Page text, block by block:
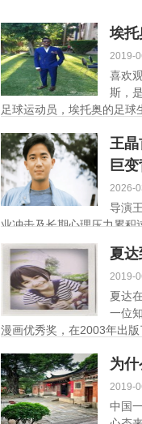
能卫本质？
犯规
埃托
2019-
喜欢
斯，
足球运动员，埃托奥的足球
王晶
巨
2026-
导演
业冲击及长期心理压力累积
夏
2019-
夏达
一位
漫画优秀奖，在2003年出
为
2019-
中国